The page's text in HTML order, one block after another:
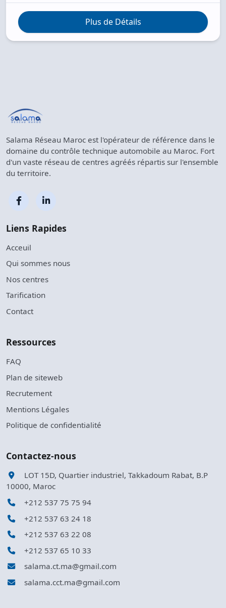
Plus de Détails
Salama Réseau Maroc est l'opérateur de référence dans le
domaine du contrôle technique automobile au Maroc. Fort
d'un vaste réseau de centres agréés répartis sur l'ensemble
du territoire.
Liens Rapides
Acceuil
Qui sommes nous
Nos centres
Tarification
Contact
Ressources
FAQ
Plan de siteweb
Recrutement
Mentions Légales
Politique de confidentialité
Contactez-nous
LOT 15D, Quartier industriel, Takkadoum Rabat, B.P
10000, Maroc
+212 537 75 75 94
+212 537 63 24 18
+212 537 63 22 08
+212 537 65 10 33
salama.ct.ma@gmail.com
salama.cct.ma@gmail.com